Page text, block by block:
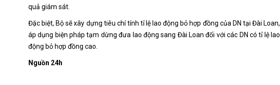
quả giám sát.
Đặc biệt, Bộ sẽ xây dựng tiêu chí tính tỉ lệ lao động bỏ hợp đồng của DN tại Đài Loan,
áp dụng biện pháp tạm dừng đưa lao động sang Đài Loan đối với các DN có tỉ lệ lao
động bỏ hợp đồng cao.
Nguồn 24h